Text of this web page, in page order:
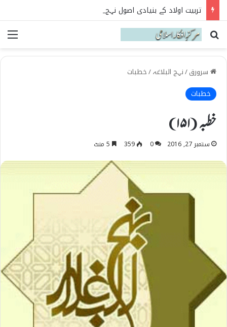
تربیت اولاد کے بنیادی اصول نہج البلاغہ کی روشنی میں
Search for
سرورق/نہج البلاغہ/خطبات
خطبات
خطبہ (۱۵۱)
ستمبر 27, 2016 0
359